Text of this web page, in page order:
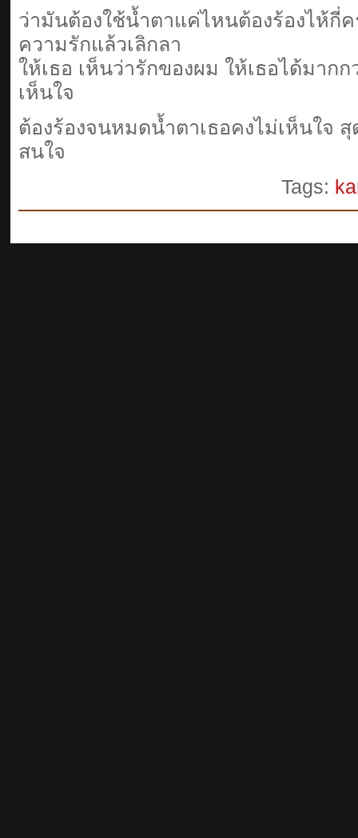
ว่ามันต้องใช้น้ำตาแค่ไหนต้องร้องไห้กี่ค
ความรักแล้วเลิกลา
ให้เธอ เห็นว่ารักของผม ให้เธอได้มาก
เห็นใจ
ต้องร้องจนหมดน้ำตาเธอคงไม่เห็นใจ
สนใจ
Tags: